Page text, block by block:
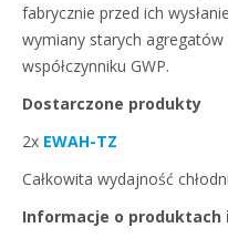
fabrycznie przed ich
wymiany starych agregatów
współczynniku GWP.
Dostarczone produkty
2x EWAH-TZ
Całkowita wydajność
Informacje o produktach